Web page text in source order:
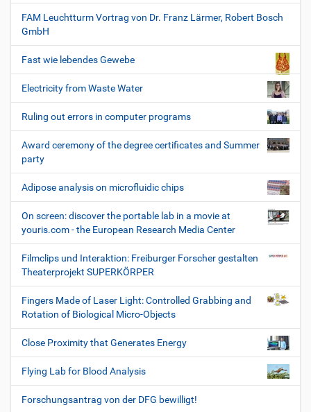
FAM Leuchtturm Vortrag von Dr. Franz Lärmer, Robert Bosch
GmbH
Fast wie lebendes Gewebe
Electricity from Waste Water
Ruling out errors in computer programs
Award ceremony of the degree certificates and Summer
party
Adipose analysis on microfluidic chips
On screen: discover the portable lab in a movie at
youris.com - the European Research Media Center
Filmclips und Interaktion: Freiburger Forscher gestalten
Theaterprojekt SUPERKÖRPER
Fingers Made of Laser Light: Controlled Grabbing and
Rotation of Biological Micro-Objects
Close Proximity that Generates Energy
Flying Lab for Blood Analysis
Forschungsantrag von der DFG bewilligt!